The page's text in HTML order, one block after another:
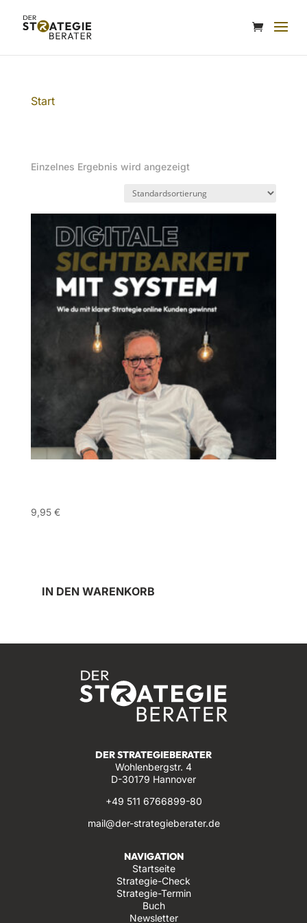
Start/ Produkte verschlagwortet mit
Einzelnes Ergebnis wird angezeigt
9,95 €
IN DEN WARENKORB
DER STRATEGIEBERATER
Wohlenbergstr. 4
D-30179 Hannover
+49 511 6766899-80
mail@der-strategieberater.de
NAVIGATION
Startseite
Strategie-Check
Strategie-Termin
Buch
Newsletter